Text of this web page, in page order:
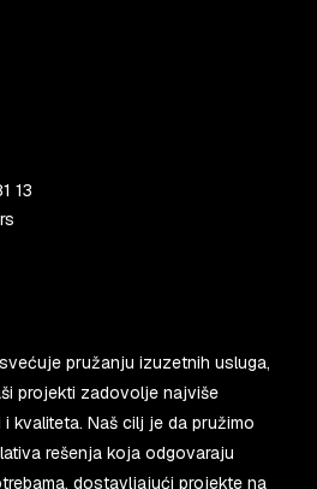
13
pružanju izuzetnih usluga,
projekti zadovolje najviše
kvaliteta. Naš cilj je da pružimo
rešenja koja odgovaraju
dostavljajući projekte na